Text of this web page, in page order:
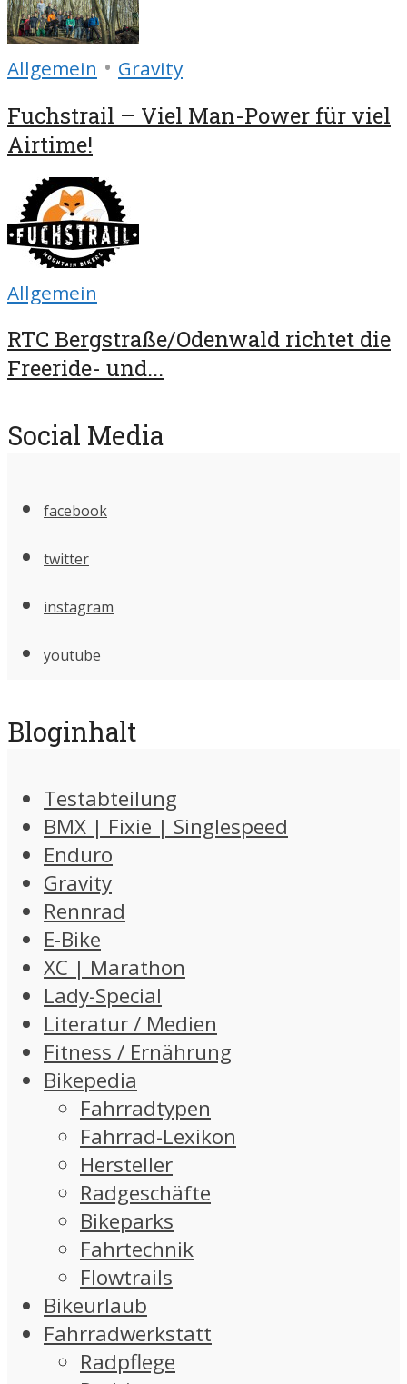
Allgemein • Gravity
Fuchstrail – Viel Man-Power für viel
Airtime!
Allgemein
RTC Bergstraße/Odenwald richtet die
Freeride- und...
Social Media
facebook
twitter
instagram
youtube
Bloginhalt
Testabteilung
BMX | Fixie | Singlespeed
Enduro
Gravity
Rennrad
E-Bike
XC | Marathon
Lady-Special
Literatur / Medien
Fitness / Ernährung
Bikepedia
Fahrradtypen
Fahrrad-Lexikon
Hersteller
Radgeschäfte
Bikeparks
Fahrtechnik
Flowtrails
Bikeurlaub
Fahrradwerkstatt
Radpflege